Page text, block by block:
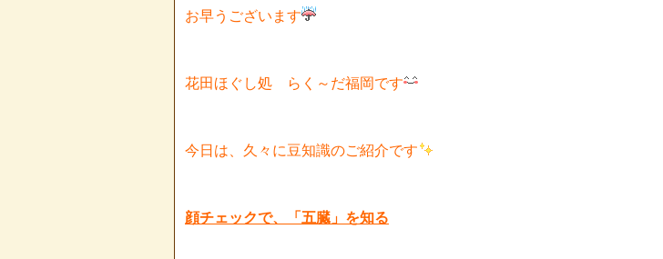
お早うございます
花田ほぐし処 らく～だ福岡です
今日は、久々に豆知識のご紹介です
顔チェックで、「五臓」を知る